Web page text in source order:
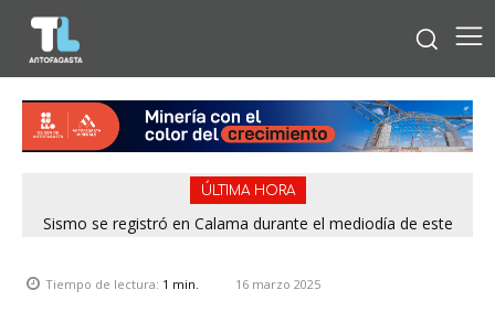
ÚLTIMA HORA
Sismo se registró en Calama durante el mediodía de este
Tras denuncias de vecinos: 13 rucos fueron erradicados de
Tiempo de lectura: 1 min. 16 marzo 2025